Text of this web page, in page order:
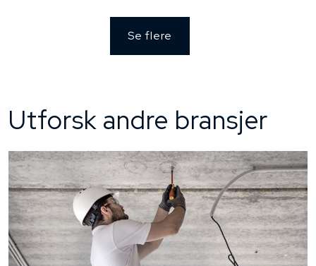
Se flere
Utforsk andre bransjer